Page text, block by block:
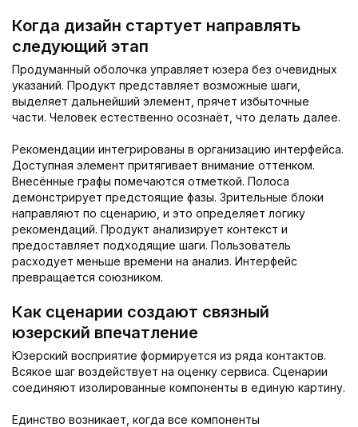
Когда дизайн стартует направлять
следующий этап
Продуманный оболочка управляет юзера без очевидных
указаний. Продукт представляет возможные шаги,
выделяет дальнейший элемент, прячет избыточные
части. Человек естественно осознаёт, что делать далее.
Рекомендации интегрированы в организацию интерфейса.
Доступная элемент притягивает внимание оттенком.
Внесённые графы помечаются отметкой. Полоса
демонстрирует предстоящие фазы. Зрительные блоки
направляют по сценарию, и это определяет логику
рекомендаций. Продукт анализирует контекст и
предоставляет подходящие шаги. Пользователь
расходует меньше времени на анализ. Интерфейс
превращается союзником.
Как сценарии создают связный
юзерский впечатление
Юзерский восприятие формируется из ряда контактов.
Всякое шаг воздействует на оценку сервиса. Сценарии
соединяют изолированные компоненты в единую картину.
Единство возникает, когда все компоненты